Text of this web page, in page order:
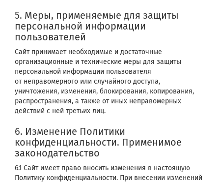
5. Меры, применяемые для защиты
персональной информации
пользователей
Сайт принимает необходимые и достаточные
организационные и технические меры для защиты
персональной информации пользователя
от неправомерного или случайного доступа,
уничтожения, изменения, блокирования, копирования,
распространения, а также от иных неправомерных
действий с ней третьих лиц.
6. Изменение Политики
конфиденциальности. Применимое
законодательство
6.1 Сайт имеет право вносить изменения в настоящую
Политику конфиденциальности. При внесении изменений